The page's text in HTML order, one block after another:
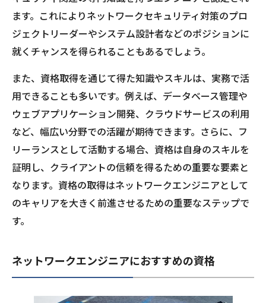
ます。これによりネットワークセキュリティ対策のプロ
ジェクトリーダーやシステム設計者などのポジションに
就くチャンスを得られることもあるでしょう。
また、資格取得を通じて得た知識やスキルは、実務で活
用できることも多いです。例えば、データベース管理や
ウェブアプリケーション開発、クラウドサービスの利用
など、幅広い分野での活躍が期待できます。さらに、フ
リーランスとして活動する場合、資格は自身のスキルを
証明し、クライアントの信頼を得るための重要な要素と
なります。資格の取得はネットワークエンジニアとして
のキャリアを大きく前進させるための重要なステップで
す。
ネットワークエンジニアにおすすめの資格